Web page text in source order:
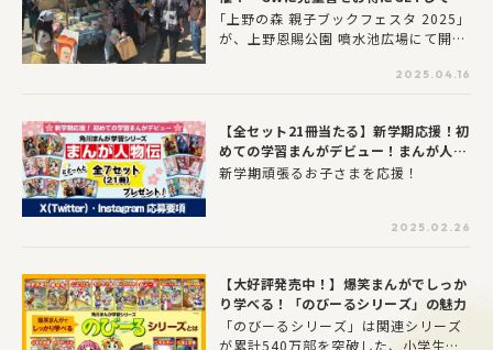
して、児童書セットに外れた方の中か
ら抽選で、図書カードネットギフト20
子で楽しもう♪
｢上野の森 親子ブックフェスタ 2025｣
が、上野恩賜公園 噴水池広場にて開催
はじめ、約4万冊の書籍を読者謝恩価格
で販売します。また、イベントテント
やイベントを随時開催するほか、「被
爆終戦80年」の本年、大人気YouTube
rピアニストジェイコブ・コーラーが登
ろ押し！ さまざまな出版社が参加し
ますのでぜひ遊びに来てください。
2025.04.16
【全セット21冊当たる】新学期応援！初
めての学習まんがデビュー！まんが人物
伝プレゼントキャンペーン応募要項
新学期頑張るお子さまを応援！
2025.02.26
【大好評発売中！】爆笑まんがでしっか
り学べる！「のびーるシリーズ」の魅力
「のびーるシリーズ」は関連シリーズ
が累計540万部を突破した、小学生に